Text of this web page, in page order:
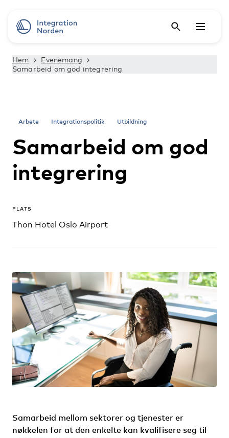
Hem
Evenemang
Samarbeid om god integrering
Arbete Integrationspolitik Utbildning
Samarbeid om god
integrering
PLATS
Thon Hotel Oslo Airport
Samarbeid mellom sektorer og tjenester er
nøkkelen for at den enkelte kan kvalifisere seg til